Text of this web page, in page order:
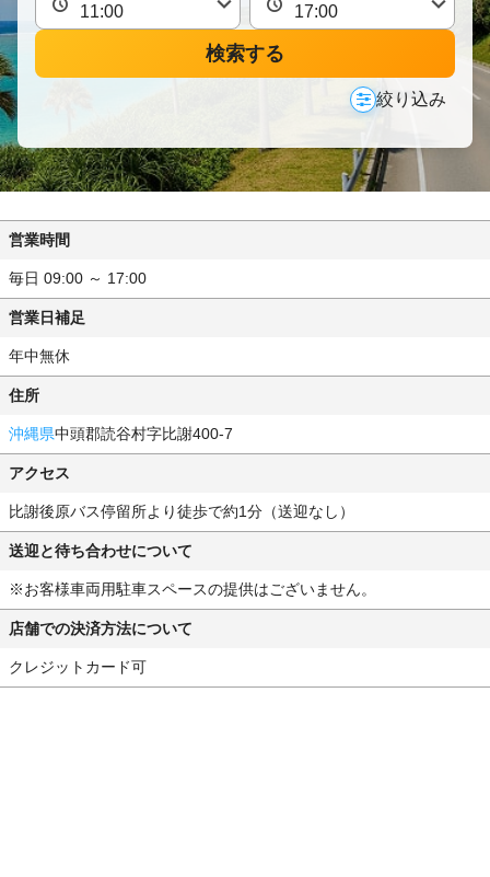
検索する
絞り込み
営業時間
毎日 09:00 ～ 17:00
営業日補足
年中無休
住所
沖縄県中頭郡読谷村字比謝400-7
アクセス
比謝後原バス停留所より徒歩で約1分（送迎なし）
送迎と待ち合わせについて
※お客様車両用駐車スペースの提供はございません。
店舗での決済方法について
クレジットカード可